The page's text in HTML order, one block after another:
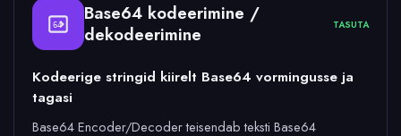
64
Base64 kodeerimine /
dekodeerimine
TASUTA
Kodeerige stringid kiirelt Base64 vormingusse ja
tagasi
Base64 Encoder/Decoder teisendab teksti Base64